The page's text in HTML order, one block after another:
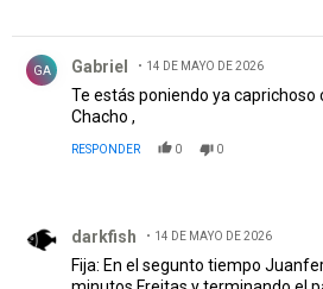
GA Gabriel 14 DE MAYO DE 2026
Te estás poniendo ya caprichoso
Chacho ,
RESPONDER 0 0
darkfish 14 DE MAYO DE 2026
Fija: En el segunto tiempo